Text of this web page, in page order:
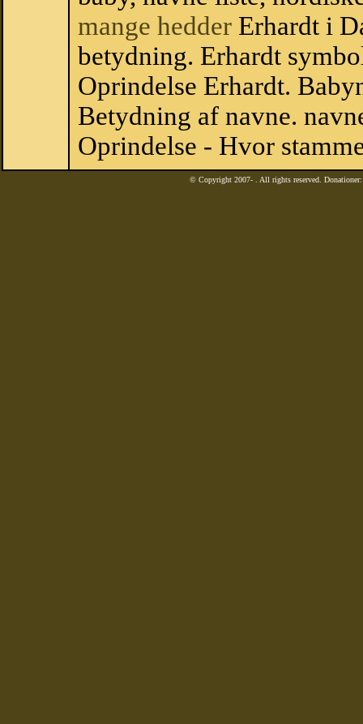
mange hedder Erhardt i
betydning. Erhardt
Oprindelse Erhardt.
Betydning af navne.
Oprindelse - Hvor
© Copyright 2007- . All rights reserved.